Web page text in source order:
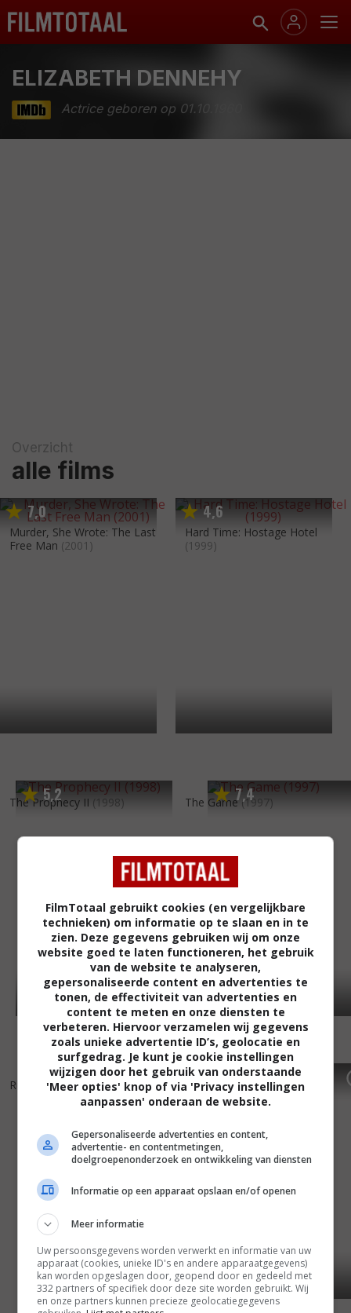
ELIZABETH DENNEHY
Actrice geboren op 01.10.1960
Overzicht
alle films
7,0
Murder, She Wrote: The Last
Free Man (2001)
4,6
Hard Time: Hostage Hotel
(1999)
5,2
The Prophecy II (1998) 7,4
The Game (1997)
4,6
Runaway Car (1997) 7,3
Gattaca (1997)
FilmTotaal gebruikt cookies (en vergelijkbare
technieken) om informatie op te slaan en in te
zien. Deze gegevens gebruiken wij om onze
website goed te laten functioneren, het gebruik
van de website te analyseren,
gepersonaliseerde content en advertenties te
tonen, de effectiviteit van advertenties en
content te meten en onze diensten te
verbeteren. Hiervoor verzamelen wij gegevens
zoals unieke advertentie ID’s, geolocatie en
surfgedrag. Je kunt je cookie instellingen
wijzigen door het gebruik van onderstaande
'Meer opties' knop of via 'Privacy instellingen
aanpassen' onderaan de website.
Gepersonaliseerde advertenties en content,
advertentie- en contentmetingen,
doelgroepenonderzoek en ontwikkeling van diensten
Informatie op een apparaat opslaan en/of openen
Meer informatie
Uw persoonsgegevens worden verwerkt en informatie van uw
apparaat (cookies, unieke ID's en andere apparaatgegevens)
kan worden opgeslagen door, geopend door en gedeeld met
332 partners of specifiek door deze site worden gebruikt. Wij
en onze partners kunnen precieze geolocatiegegevens